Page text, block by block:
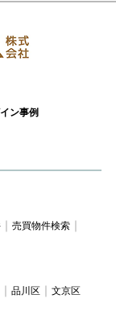
ン事例
売買物件検索
品川区 文京区